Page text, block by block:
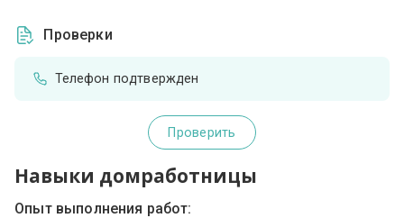
Проверки
Телефон подтвержден
Проверить
Навыки домработницы
Опыт выполнения работ: